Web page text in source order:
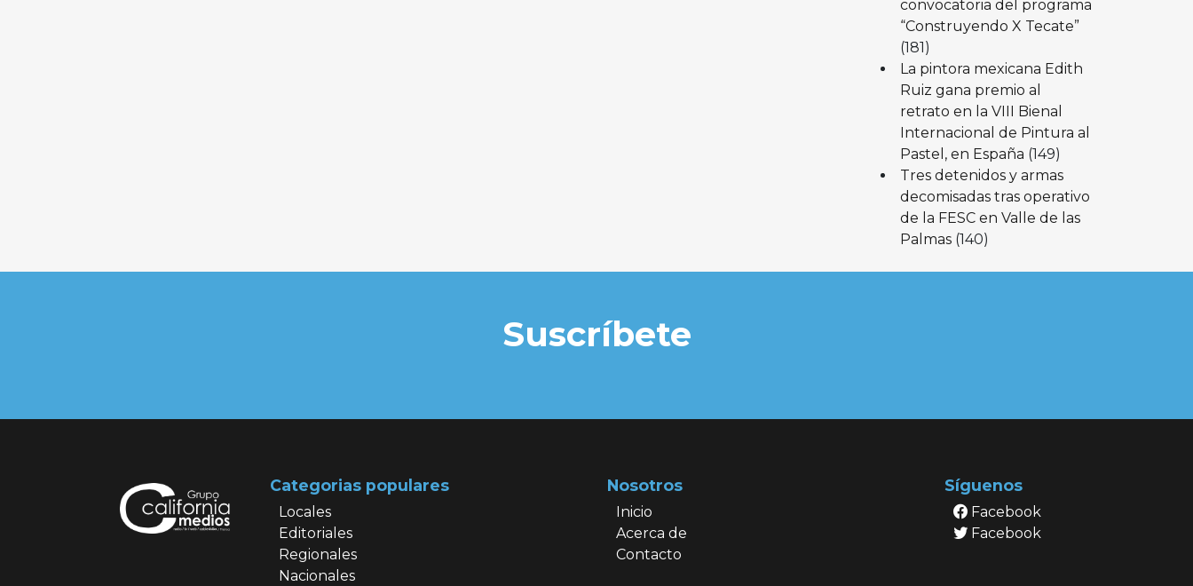
convocatoria del programa
“Construyendo X Tecate”
(181)
La pintora mexicana Edith
Ruiz gana premio al
retrato en la VIII Bienal
Internacional de Pintura al
Pastel, en España (149)
Tres detenidos y armas
decomisadas tras operativo
de la FESC en Valle de las
Palmas (140)
Suscríbete
Categorias populares
Locales
Editoriales
Regionales
Nacionales
Nosotros
Inicio
Acerca de
Contacto
Síguenos
Facebook
Facebook